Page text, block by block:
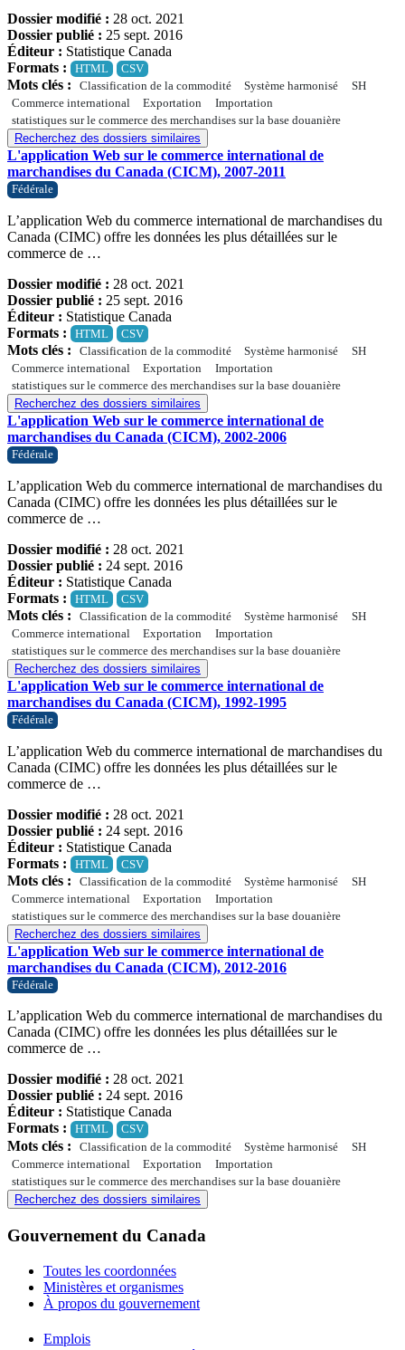
Dossier modifié : 28 oct. 2021
Dossier publié : 25 sept. 2016
Éditeur : Statistique Canada
Formats :
HTML CSV
Mots clés : Classification de la commodité Système harmonisé
SH
Commerce international
Exportation
Importation
statistiques sur le commerce des merchandises sur la base douanière
Recherchez des dossiers similaires
L'application Web sur le commerce international de
marchandises du Canada (CICM), 2007-2011
Fédérale
L’application Web du commerce international de marchandises du
Canada (CIMC) offre les données les plus détaillées sur le
commerce de …
Dossier modifié : 28 oct. 2021
Dossier publié : 25 sept. 2016
Éditeur : Statistique Canada
Formats :
HTML CSV
Mots clés : Classification de la commodité Système harmonisé
SH
Commerce international
Exportation
Importation
statistiques sur le commerce des merchandises sur la base douanière
Recherchez des dossiers similaires
L'application Web sur le commerce international de
marchandises du Canada (CICM), 2002-2006
Fédérale
L’application Web du commerce international de marchandises du
Canada (CIMC) offre les données les plus détaillées sur le
commerce de …
Dossier modifié : 28 oct. 2021
Dossier publié : 24 sept. 2016
Éditeur : Statistique Canada
Formats :
HTML CSV
Mots clés : Classification de la commodité Système harmonisé
SH
Commerce international
Exportation
Importation
statistiques sur le commerce des merchandises sur la base douanière
Recherchez des dossiers similaires
L'application Web sur le commerce international de
marchandises du Canada (CICM), 1992-1995
Fédérale
L’application Web du commerce international de marchandises du
Canada (CIMC) offre les données les plus détaillées sur le
commerce de …
Dossier modifié : 28 oct. 2021
Dossier publié : 24 sept. 2016
Éditeur : Statistique Canada
Formats :
HTML CSV
Mots clés : Classification de la commodité Système harmonisé
SH
Commerce international
Exportation
Importation
statistiques sur le commerce des merchandises sur la base douanière
Recherchez des dossiers similaires
L'application Web sur le commerce international de
marchandises du Canada (CICM), 2012-2016
Fédérale
L’application Web du commerce international de marchandises du
Canada (CIMC) offre les données les plus détaillées sur le
commerce de …
Dossier modifié : 28 oct. 2021
Dossier publié : 24 sept. 2016
Éditeur : Statistique Canada
Formats :
HTML CSV
Mots clés : Classification de la commodité Système harmonisé
SH
Commerce international
Exportation
Importation
statistiques sur le commerce des merchandises sur la base douanière
Recherchez des dossiers similaires
Gouvernement du Canada
Toutes les coordonnées
Ministères et organismes
À propos du gouvernement
ThèmesEmplois